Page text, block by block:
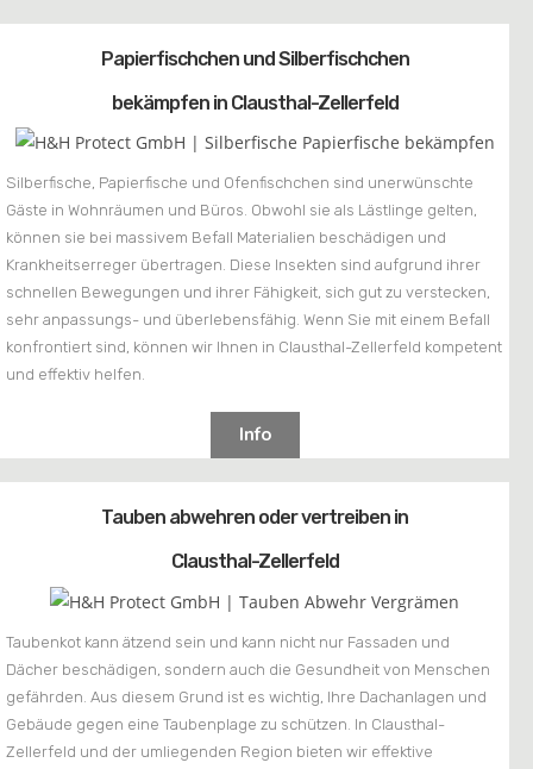
Papierfischchen und Silberfischchen
bekämpfen in Clausthal-Zellerfeld
Silberfische, Papierfische und Ofenfischchen sind unerwünschte
Gäste in Wohnräumen und Büros. Obwohl sie als Lästlinge gelten,
können sie bei massivem Befall Materialien beschädigen und
Krankheitserreger übertragen. Diese Insekten sind aufgrund ihrer
schnellen Bewegungen und ihrer Fähigkeit, sich gut zu verstecken,
sehr anpassungs- und überlebensfähig. Wenn Sie mit einem Befall
konfrontiert sind, können wir Ihnen in Clausthal-Zellerfeld kompetent
und effektiv helfen.
Info
Tauben abwehren oder vertreiben in
Clausthal-Zellerfeld
Taubenkot kann ätzend sein und kann nicht nur Fassaden und
Dächer beschädigen, sondern auch die Gesundheit von Menschen
gefährden. Aus diesem Grund ist es wichtig, Ihre Dachanlagen und
Gebäude gegen eine Taubenplage zu schützen. In Clausthal-
Zellerfeld und der umliegenden Region bieten wir effektive